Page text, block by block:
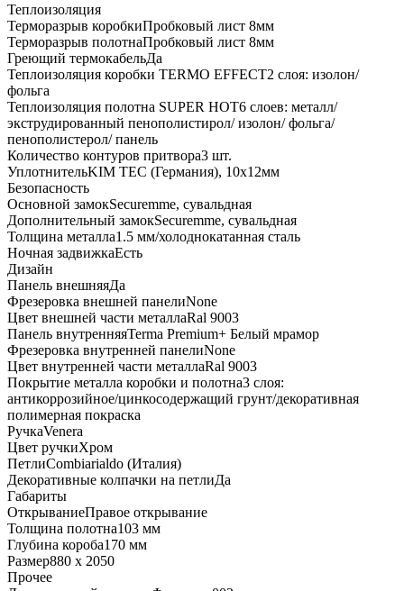
Теплоизоляция
Терморазрыв коробкиПробковый лист 8мм
Терморазрыв полотнаПробковый лист 8мм
Греющий термокабельДа
Теплоизоляция коробки TERMO EFFECT2 слоя: изолон/
фольга
Теплоизоляция полотна SUPER НОТ6 слоев: металл/
экструдированный пенополистирол/ изолон/ фольга/
пенополистерол/ панель
Количество контуров притвора3 шт.
УплотнительKIM ТЕС (Германия), 10x12мм
Безопасность
Основной замокSecuremme, сувальдная
Дополнительный замокSecuremme, сувальдная
Толщина металла1.5 мм/холоднокатанная сталь
Ночная задвижкаЕсть
Дизайн
Панель внешняяДа
Фрезеровка внешней панелиNone
Цвет внешней части металлаRal 9003
Панель внутренняяTerma Premium+ Белый мрамор
Фрезеровка внутренней панелиNone
Цвет внутренней части металлаRal 9003
Покрытие металла коробки и полотна3 слоя:
антикоррозийное/цинкосодержащий грунт/декоративная
полимерная покраска
РучкаVenera
Цвет ручкиХром
ПетлиCombiarialdo (Италия)
Декоративные колпачки на петлиДа
Габариты
ОткрываниеПравое открывание
Толщина полотна103 мм
Глубина короба170 мм
Размер880 x 2050
Прочее